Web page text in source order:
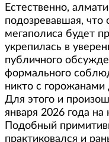
Естественно,
подозревавшая, что
мегаполиса будет
укрепилась в
публичного
формального
никто с горожанами
Для этого и
января 2026 года
Подобный
практиковался и